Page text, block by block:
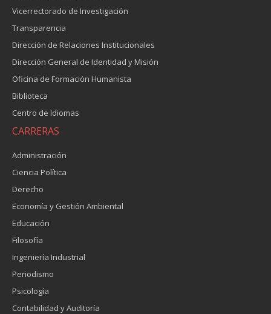
Vicerrectorado de Investigación
Transparencia
Dirección de Relaciones Institucionales
Dirección General de Identidad y Misión
Oficina de Formación Humanista
Biblioteca
Centro de Idiomas
CARRERAS
Administración
Ciencia Política
Derecho
Economía y Gestión Ambiental
Educación
Filosofía
Ingeniería Industrial
Periodismo
Psicología
Contabilidad y Auditoría